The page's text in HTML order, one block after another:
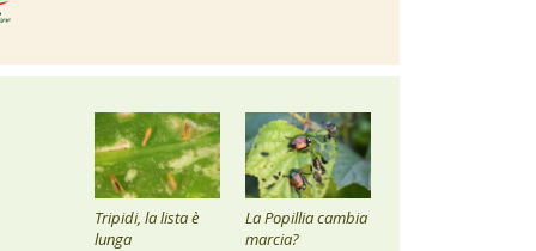
Tripidi, la lista è
lunga
La Popillia cambia
marcia?